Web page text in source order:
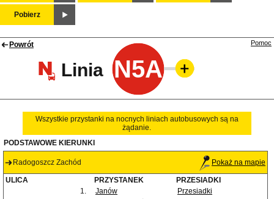
Pobierz
Powrót
Linia N5A
Pomoc
Wszystkie przystanki na nocnych liniach autobusowych są na
żądanie.
PODSTAWOWE KIERUNKI
Radogoszcz Zachód Pokaż na mapie
ULICA PRZYSTANEK
PRZESIADKI
1.
Janów
Przesiadki